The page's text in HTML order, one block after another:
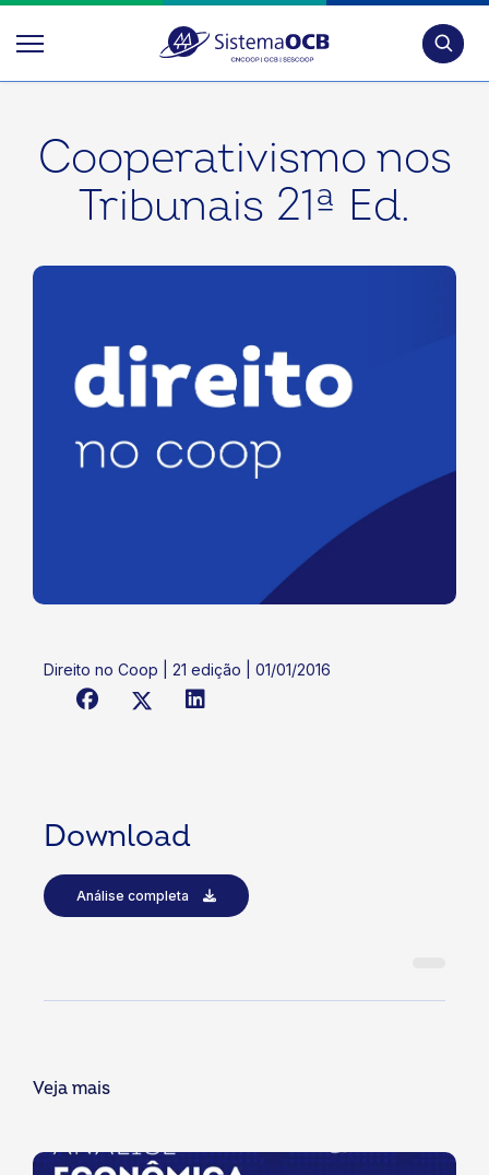
Cooperativismo nos
Tribunais 21ª Ed.
Direito no Coop | 21 edição | 01/01/2016
Download
Análise completa
Veja mais